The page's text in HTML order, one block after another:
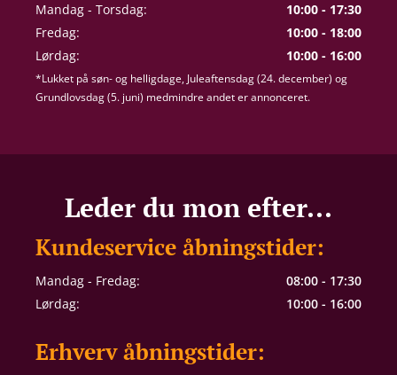
Mandag - Torsdag:
10:00 - 17:30
Fredag:
10:00 - 18:00
Lørdag:
10:00 - 16:00
*Lukket på søn- og helligdage, Juleaftensdag (24. december) og
Grundlovsdag (5. juni) medmindre andet er annonceret.
Leder du mon efter...
Kundeservice åbningstider:
Mandag - Fredag:
08:00 - 17:30
Lørdag:
10:00 - 16:00
Erhverv åbningstider: